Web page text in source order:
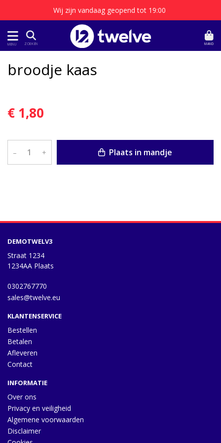
Wij zijn vandaag geopend tot 19:00
MENU ZOEKEN MAND
broodje kaas
€ 1,80
– + Plaats in mandje
DEMOTWELV3
Straat 1234
1234AA Plaats
0302767770
sales@twelve.eu
KLANTENSERVICE
Bestellen
Betalen
Afleveren
Contact
INFORMATIE
Over ons
Privacy en veiligheid
Algemene voorwaarden
Disclaimer